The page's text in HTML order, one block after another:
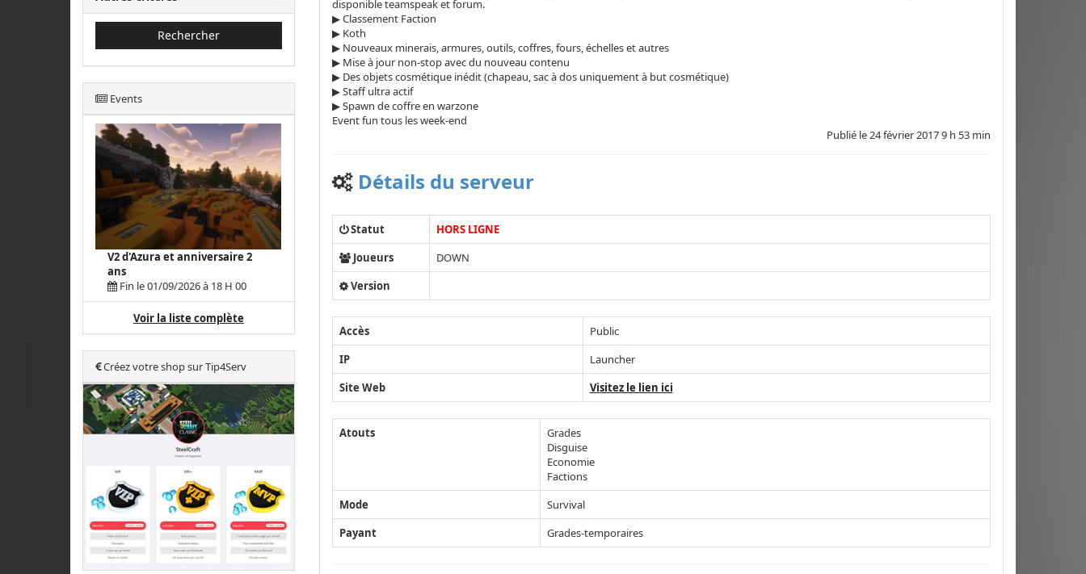
Rechercher
Events
V2 d'Azura et anniversaire 2
ans
Fin le 01/09/2026 à 18 H 00
Voir la liste complète
Créez votre shop sur Tip4Serv
disponible teamspeak et forum.
▶ Classement Faction
▶ Koth
▶ Nouveaux minerais, armures, outils, coffres, fours, échelles et autres
▶ Mise à jour non-stop avec du nouveau contenu
▶ Des objets cosmétique inédit (chapeau, sac à dos uniquement à but cosmétique)
▶ Staff ultra actif
▶ Spawn de coffre en warzone
Event fun tous les week-end
Publié le24 février 2017 9 h 53 min
Détails du serveur
Statut
HORS LIGNE
Joueurs
DOWN
Version
Accès
Public
IP
Launcher
Site Web
Visitez le lien ici
Atouts
Grades
Disguise
Economie
Factions
Mode
Survival
Payant
Grades-temporaires